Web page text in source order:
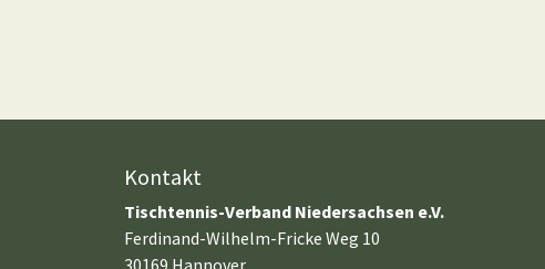
Kontakt
Tischtennis-Verband Niedersachsen e.V.
Ferdinand-Wilhelm-Fricke Weg 10